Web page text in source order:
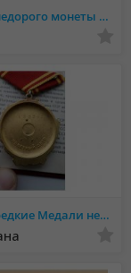
Продам недорого монеты из серии «Штаты США», номиналом 25 центов (quarter dollar).
Продам редкие Медали не дорого